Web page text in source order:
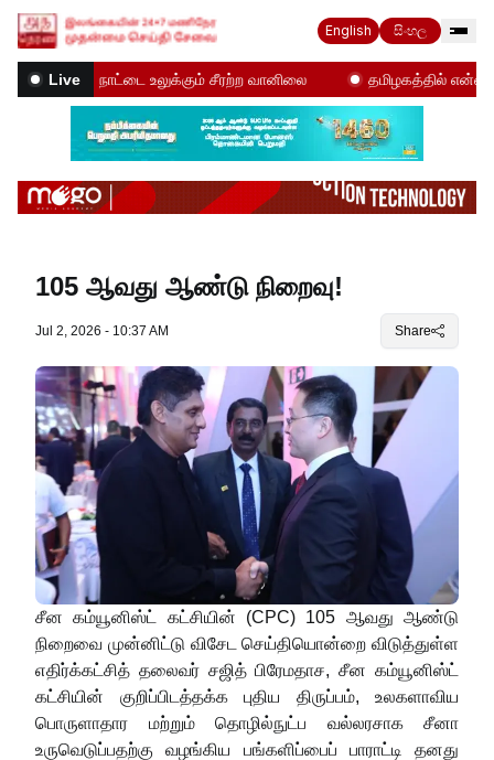
English සිංහල
Liveநாட்டை உலுக்கும் சீரற்ற வானிலை தமிழகத்தில் என்ன
105 ஆவது ஆண்டு நிறைவு!
Jul 2, 2026 - 10:37 AM Share
சீன கம்யூனிஸ்ட் கட்சியின் (CPC) 105 ஆவது ஆண்டு
நிறைவை முன்னிட்டு விசேட செய்தியொன்றை விடுத்துள்ள
எதிர்க்கட்சித் தலைவர் சஜித் பிரேமதாச, சீன கம்யூனிஸ்ட்
கட்சியின் குறிப்பிடத்தக்க புதிய திருப்பம், உலகளாவிய
பொருளாதார மற்றும் தொழில்நுட்ப வல்லரசாக சீனா
உருவெடுப்பதற்கு வழங்கிய பங்களிப்பைப் பாராட்டி தனது